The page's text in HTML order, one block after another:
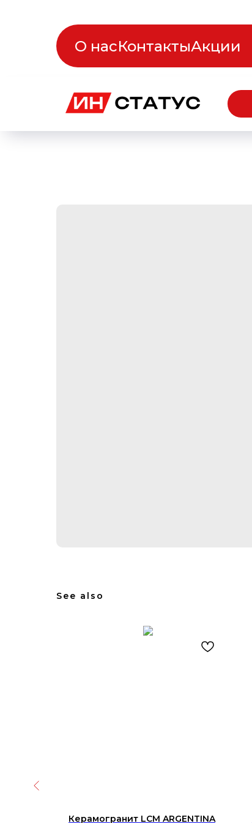
О насКонтактыАкции
See also
Керамогранит LCM ARGENTINA